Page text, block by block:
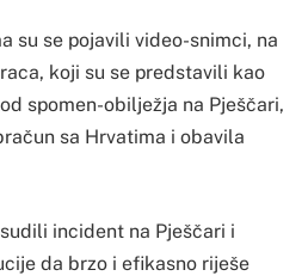
su se pojavili video-snimci, na
koji su se predstavili kao
spomen-obilježja na Pješčari,
sa Hrvatima i obavila
incident na Pješčari i
da brzo i efikasno riješe